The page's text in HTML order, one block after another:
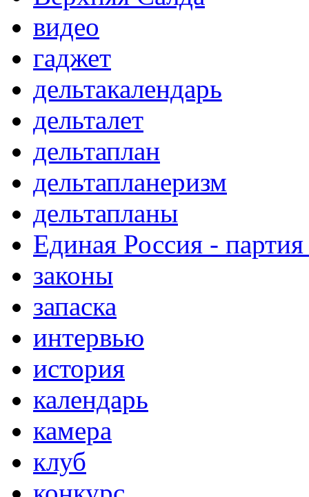
видео
гаджет
дельтакалендарь
дельталет
дельтаплан
дельтапланеризм
дельтапланы
Единая Россия -
законы
запаска
интервью
история
календарь
камера
клуб